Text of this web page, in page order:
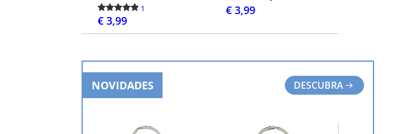
1
€ 3,99
€ 3,99
NOVIDADES DESCUBRA